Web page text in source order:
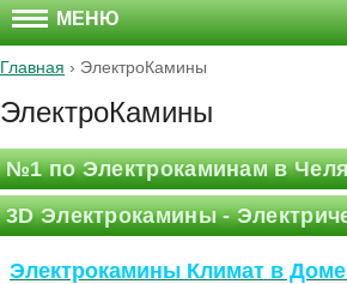
МЕНЮ
Главная › ЭлектроКамины
ЭлектроКамины
№1 по Электрокаминам в
3D Электрокамины -
Электрокамины Климат в